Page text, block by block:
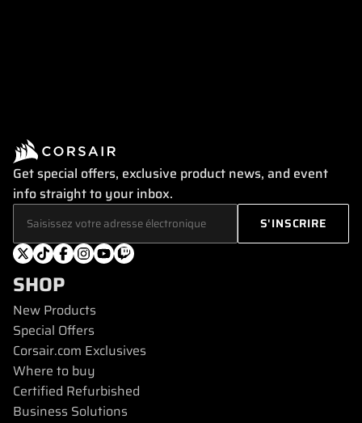
Get special offers, exclusive product news, and event
info straight to your inbox.
SHOP
New Products
Special Offers
Corsair.com Exclusives
Where to buy
Certified Refurbished
Business Solutions